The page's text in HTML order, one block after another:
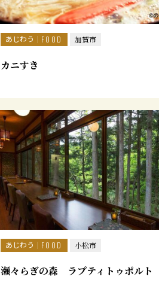
あじわう FOOD 加賀市
カニすき
あじわう FOOD 小松市
瀬々らぎの森 ラプティトゥポルト